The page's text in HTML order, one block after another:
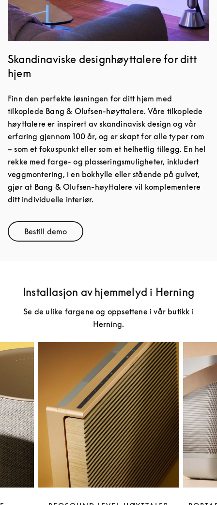
Skandinaviske designhøyttalere for ditt
hjem
Finn den perfekte løsningen for ditt hjem med
tilkoplede Bang & Olufsen-høyttalere. Våre tilkoplede
høyttalere er inspirert av skandinavisk design og vår
erfaring gjennom 100 år, og er skapt for alle typer rom
– som et fokuspunkt eller som et helhetlig tillegg. En hel
rekke med farge- og plasseringsmuligheter, inkludert
veggmontering, i en bokhylle eller stående på gulvet,
gjør at Bang & Olufsen-høyttalere vil komplementere
ditt individuelle interiør.
Bestill demoLink Opens in New Tab
Installasjon av hjemmelyd i Herning
Se de ulike fargene og oppsettene i vår butikk i
Herning.